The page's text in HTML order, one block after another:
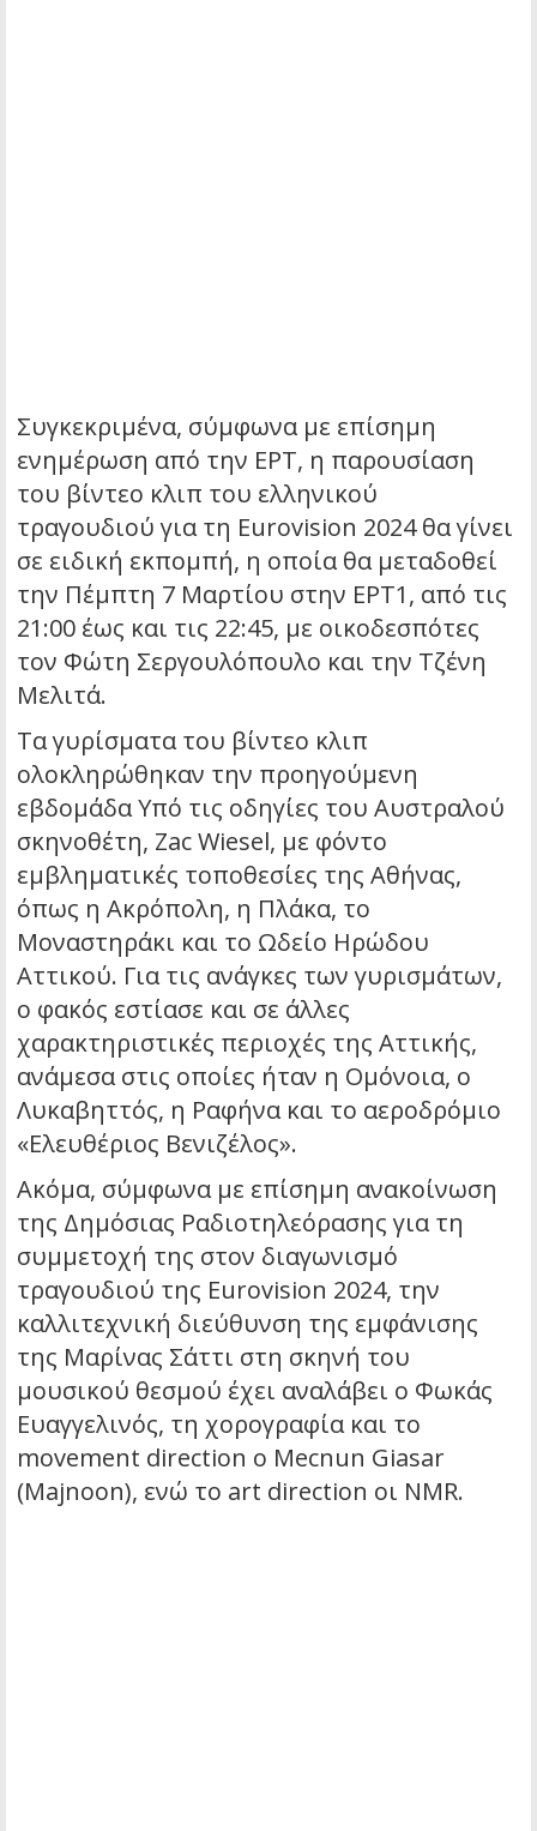
Συγκεκριμένα, σύμφωνα με επίσημη
ενημέρωση από την ΕΡΤ, η παρουσίαση
του βίντεο κλιπ του ελληνικού
τραγουδιού για τη Eurovision 2024 θα γίνει
σε ειδική εκπομπή, η οποία θα μεταδοθεί
την Πέμπτη 7 Μαρτίου στην ΕΡΤ1, από τις
21:00 έως και τις 22:45, με οικοδεσπότες
τον Φώτη Σεργουλόπουλο και την Τζένη
Μελιτά.
Τα γυρίσματα του βίντεο κλιπ
ολοκληρώθηκαν την προηγούμενη
εβδομάδα Υπό τις οδηγίες του Αυστραλού
σκηνοθέτη, Zac Wiesel, με φόντο
εμβληματικές τοποθεσίες της Αθήνας,
όπως η Ακρόπολη, η Πλάκα, το
Μοναστηράκι και το Ωδείο Ηρώδου
Αττικού. Για τις ανάγκες των γυρισμάτων,
ο φακός εστίασε και σε άλλες
χαρακτηριστικές περιοχές της Αττικής,
ανάμεσα στις οποίες ήταν η Ομόνοια, ο
Λυκαβηττός, η Ραφήνα και το αεροδρόμιο
«Ελευθέριος Βενιζέλος».
Ακόμα, σύμφωνα με επίσημη ανακοίνωση
της Δημόσιας Ραδιοτηλεόρασης για τη
συμμετοχή της στον διαγωνισμό
τραγουδιού της Eurovision 2024, την
καλλιτεχνική διεύθυνση της εμφάνισης
της Μαρίνας Σάττι στη σκηνή του
μουσικού θεσμού έχει αναλάβει ο Φωκάς
Ευαγγελινός, τη χορογραφία και το
movement direction ο Mecnun Giasar
(Majnoon), ενώ το art direction οι NMR.